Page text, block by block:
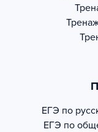
ЕГЭ по
ЕГЭ по